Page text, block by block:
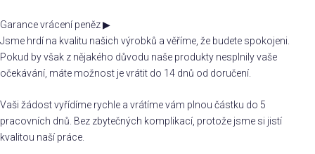
Garance vrácení peněz▶
Jsme hrdí na kvalitu našich výrobků a věříme, že budete spokojeni.
Pokud by však z nějakého důvodu naše produkty nesplnily vaše
očekávání, máte možnost je vrátit do 14 dnů od doručení.
Vaši žádost vyřídíme rychle a vrátíme vám plnou částku do 5
pracovních dnů. Bez zbytečných komplikací, protože jsme si jistí
kvalitou naší práce.